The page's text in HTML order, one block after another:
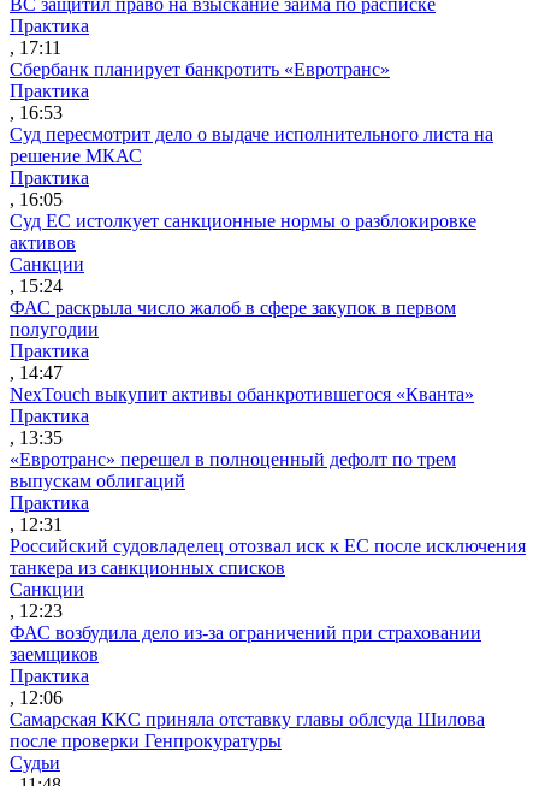
Практика
, 17:11
Сбербанк планирует банкротить «Евротранс»
Практика
, 16:53
Суд пересмотрит дело о выдаче исполнительного листа на
решение МКАС
Практика
, 16:05
Суд ЕС истолкует санкционные нормы о разблокировке
активов
Санкции
, 15:24
ФАС раскрыла число жалоб в сфере закупок в первом
полугодии
Практика
, 14:47
NexTouch выкупит активы обанкротившегося «Кванта»
Практика
, 13:35
«Евротранс» перешел в полноценный дефолт по трем
выпускам облигаций
Практика
, 12:31
Российский судовладелец отозвал иск к ЕС после исключения
танкера из санкционных списков
Санкции
, 12:23
ФАС возбудила дело из-за ограничений при страховании
заемщиков
Практика
, 12:06
Самарская ККС приняла отставку главы облсуда Шилова
после проверки Генпрокуратуры
Судьи